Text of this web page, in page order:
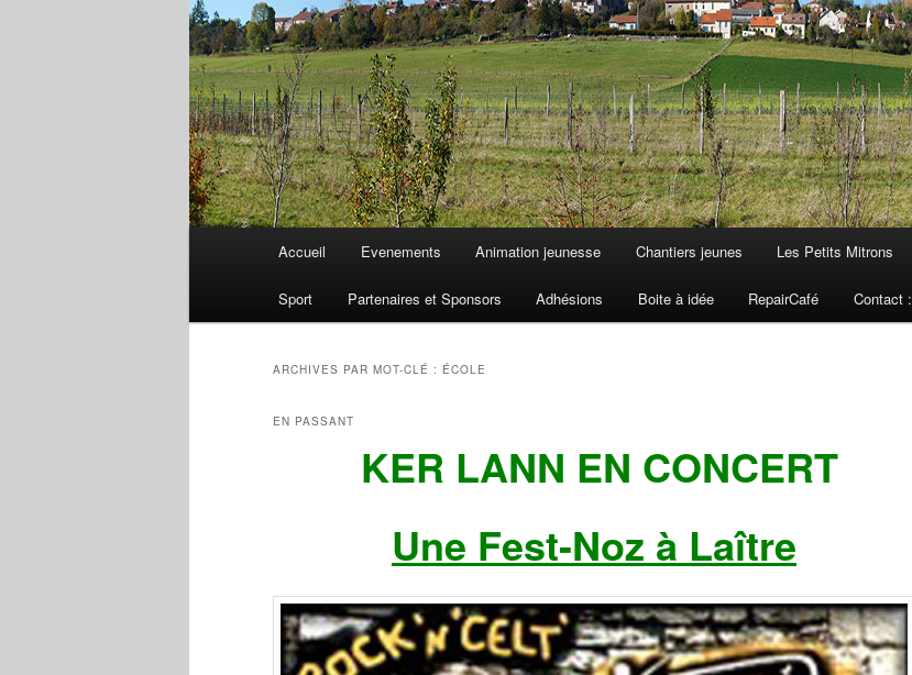
Accueil Evenements Animation jeunesse Chantiers jeunes Les Petits Mitrons
Sport Partenaires et Sponsors Adhésions Boite à idée RepairCafé Contact :
ARCHIVES PAR MOT-CLÉ : ÉCOLE
EN PASSANT
KER LANN EN CONCERT
Une Fest-Noz à Laître